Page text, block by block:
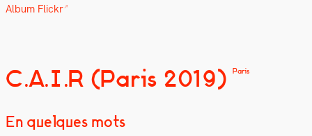
Album Flickr
C.A.I.R (Paris 2019) Paris
En quelques mots